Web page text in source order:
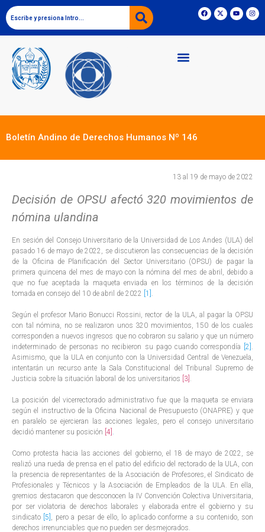
Boletín Andino de Derechos Humanos Nº 146
13 al 19 de mayo de 2022
Decisión de OPSU afectó 320 movimientos de
nómina ulandina
En sesión del Consejo Universitario de la Universidad de Los Andes (ULA) del
pasado 16 de mayo de 2022, se discutieron las consecuencias de la decisión
de la Oficina de Planificación del Sector Universitario (OPSU) de pagar la
primera quincena del mes de mayo con la nómina del mes de abril, debido a
que no fue aceptada la maqueta enviada en los términos de la decisión
tomada en consejo del 10 de abril de 2022 [1] .
Según el profesor Mario Bonucci Rossini, rector de la ULA, al pagar la OPSU
con tal nómina, no se realizaron unos 320 movimientos, 150 de los cuales
corresponden a nuevos ingresos que no cobraron su salario y que un número
indeterminado de personas no recibieron su pago cuando correspondía
[2] .
Asimismo, que la ULA en conjunto con la Universidad Central de Venezuela,
intentarán un recurso ante la Sala Constitucional del Tribunal Supremo de
Justicia sobre la situación laboral de los universitarios [3] .
La posición del vicerrectorado administrativo fue que la maqueta se enviara
según el instructivo de la Oficina Nacional de Presupuesto (ONAPRE) y que
en paralelo se ejercieran las acciones legales, pero el consejo universitario
decidió mantener su posición [4] .
Como protesta hacia las acciones del gobierno, el 18 de mayo de 2022, se
realizó una rueda de prensa en el patio del edificio del rectorado de la ULA, con
la presencia de representantes de la Asociación de Profesores, el Sindicato de
Profesionales y Técnicos y la Asociación de Empleados de la ULA. En ella,
gremios destacaron que desconocen la IV Convención Colectiva Universitaria,
por ser violatoria de derechos laborales y elaborada entre el gobierno y su
sindicato [5] , pero a pesar de ello, lo aplicado conforme a su contenido, son
derechos irrenunciables que no pueden ser desmejorados.